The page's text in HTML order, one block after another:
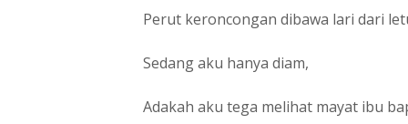
Perut keroncongan dibawa lari dari
Sedang aku hanya diam,
Adakah aku tega melihat mayat ibu